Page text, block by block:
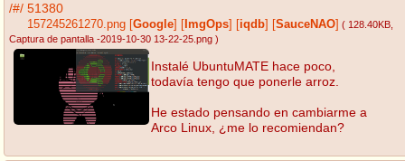
/#/ 51380
157245261270.png Google ImgOps iqdb SauceNAO ( 128.40KB
Captura de pantalla -2019-10-30 13-22-25.png )
Instalé UbuntuMATE hace poco,
todavía tengo que ponerle arroz.
He estado pensando en cambiarme a
Arco Linux, ¿me lo recomiendan?